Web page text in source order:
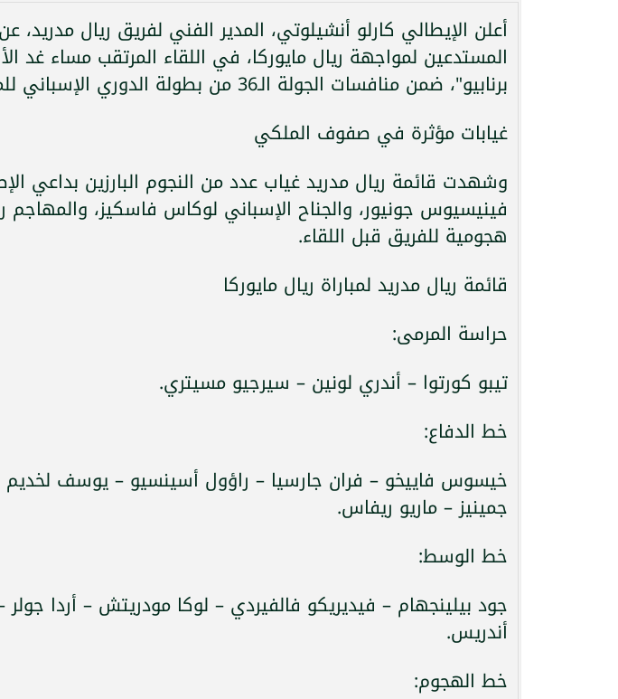
أعلن الإيطالي كارلو أنشيلوتي، المدير الفني لفريق ريال مدريد،
المستدعين لمواجهة ريال مايوركا، في اللقاء المرتقب مساء غد
برنابيو"، ضمن منافسات الجولة الـ36 من بطولة الدوري الإسباني للموسم الجاري.
غيابات مؤثرة في صفوف الملكي
وشهدت قائمة ريال مدريد غياب عدد من النجوم البارزين بداعي
فينيسيوس جونيور، والجناح الإسباني لوكاس فاسكيز، والمهاجم
هجومية للفريق قبل اللقاء.
قائمة ريال مدريد لمباراة ريال مايوركا
حراسة المرمى:
تيبو كورتوا – أندري لونين – سيرجيو مسيتري.
خط الدفاع:
خيسوس فاييخو – فران جارسيا – راؤول أسينسيو – يوسف لخديم
جمينيز – ماريو ريفاس.
خط الوسط:
جود بيلينجهام – فيديريكو فالفيردي – لوكا مودريتش – أردا
أندريس.
خط الهجوم: